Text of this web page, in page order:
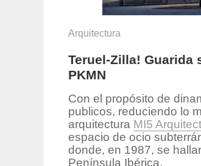
Arquitectura
Teruel-Zilla! Guarida
PKMN
Con el propósito de
publicos, reduciendo lo
arquitectura MI5
espacio de ocio
donde, en 1987, se
Península Ibérica.